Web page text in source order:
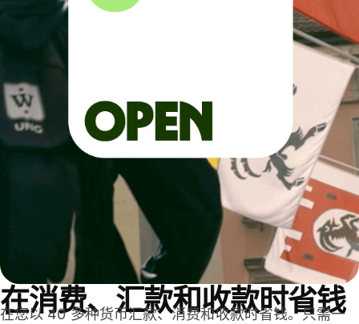
在消费、汇款和收款时省钱
在您以 40 多种货币汇款、消费和收款时省钱。只需一